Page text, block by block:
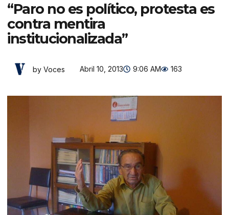
“Paro no es político, protesta es
contra mentira
institucionalizada”
by Voces Abril 10, 2013 9:06 AM 163